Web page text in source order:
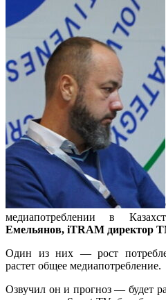
медиапотреблении в
Емельянов, iTRAM директор
Один из них — рост
растет общее медиапотребление.
Озвучил он и прогноз — будет